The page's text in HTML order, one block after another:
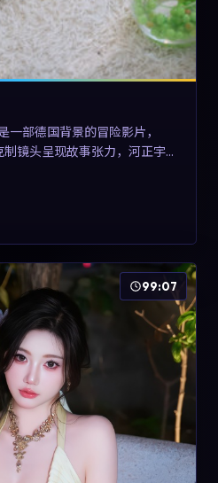
一部德国背景的冒险影片，
镜头呈现故事张力，河正宇、
点。剧情层面在战争余波中
对关注导演风格与演员阵容的
99:07